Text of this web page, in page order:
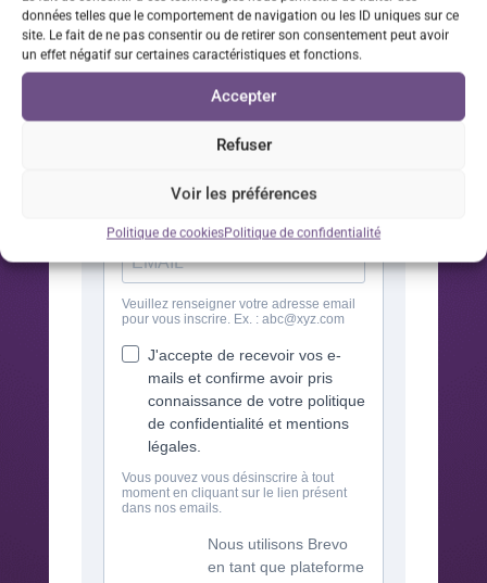
données telles que le comportement de navigation ou les ID uniques sur ce
site. Le fait de ne pas consentir ou de retirer son consentement peut avoir
un effet négatif sur certaines caractéristiques et fonctions.
Accepter
Refuser
Voir les préférences
Politique de cookiesPolitique de confidentialité